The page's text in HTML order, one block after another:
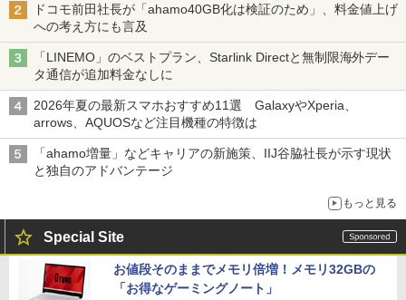
ドコモ前田社長が「ahamo40GB化は検証のため」、料金値上げ
への考え方にも言及
「LINEMO」のベストプラン、Starlink Directと無制限海外デー
タ通信が追加料金なしに
2026年夏の最新スマホおすすめ11選 GalaxyやXperia、
arrows、AQUOSなど注目機種の特徴は
「ahamo増量」などキャリアの新施策、IIJ谷脇社長が示す現状
と独自のアドバンテージ
もっと見る
Special Site
お値段そのままでメモリ倍増！メモリ32GBの
「お得なゲーミングノート」